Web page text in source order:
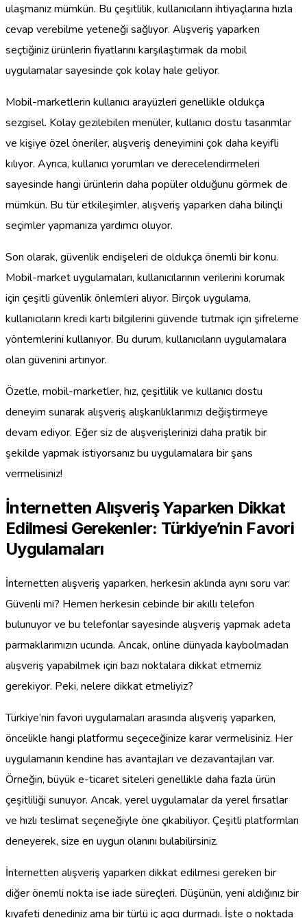
ulaşmanız mümkün. Bu çeşitlilik, kullanıcıların ihtiyaçlarına hızla
cevap verebilme yeteneği sağlıyor. Alışveriş yaparken
seçtiğiniz ürünlerin fiyatlarını karşılaştırmak da mobil
uygulamalar sayesinde çok kolay hale geliyor.
Mobil-marketlerin kullanıcı arayüzleri genellikle oldukça
sezgisel. Kolay gezilebilen menüler, kullanıcı dostu tasarımlar
ve kişiye özel öneriler, alışveriş deneyimini çok daha keyifli
kılıyor. Ayrıca, kullanıcı yorumları ve derecelendirmeleri
sayesinde hangi ürünlerin daha popüler olduğunu görmek de
mümkün. Bu tür etkileşimler, alışveriş yaparken daha bilinçli
seçimler yapmanıza yardımcı oluyor.
Son olarak, güvenlik endişeleri de oldukça önemli bir konu.
Mobil-market uygulamaları, kullanıcılarının verilerini korumak
için çeşitli güvenlik önlemleri alıyor. Birçok uygulama,
kullanıcıların kredi kartı bilgilerini güvende tutmak için şifreleme
yöntemlerini kullanıyor. Bu durum, kullanıcıların uygulamalara
olan güvenini artırıyor.
Özetle, mobil-marketler, hız, çeşitlilik ve kullanıcı dostu
deneyim sunarak alışveriş alışkanlıklarımızı değiştirmeye
devam ediyor. Eğer siz de alışverişlerinizi daha pratik bir
şekilde yapmak istiyorsanız bu uygulamalara bir şans
vermelisiniz!
İnternetten Alışveriş Yaparken Dikkat
Edilmesi Gerekenler: Türkiye’nin Favori
Uygulamaları
İnternetten alışveriş yaparken, herkesin aklında aynı soru var:
Güvenli mi? Hemen herkesin cebinde bir akıllı telefon
bulunuyor ve bu telefonlar sayesinde alışveriş yapmak adeta
parmaklarımızın ucunda. Ancak, online dünyada kaybolmadan
alışveriş yapabilmek için bazı noktalara dikkat etmemiz
gerekiyor. Peki, nelere dikkat etmeliyiz?
Türkiye’nin favori uygulamaları arasında alışveriş yaparken,
öncelikle hangi platformu seçeceğinize karar vermelisiniz. Her
uygulamanın kendine has avantajları ve dezavantajları var.
Örneğin, büyük e-ticaret siteleri genellikle daha fazla ürün
çeşitliliği sunuyor. Ancak, yerel uygulamalar da yerel fırsatlar
ve hızlı teslimat seçeneğiyle öne çıkabiliyor. Çeşitli platformları
deneyerek, size en uygun olanını bulabilirsiniz.
İnternetten alışveriş yaparken dikkat edilmesi gereken bir
diğer önemli nokta ise iade süreçleri. Düşünün, yeni aldığınız bir
kıyafeti denediniz ama bir türlü iç açıcı durmadı. İşte o noktada